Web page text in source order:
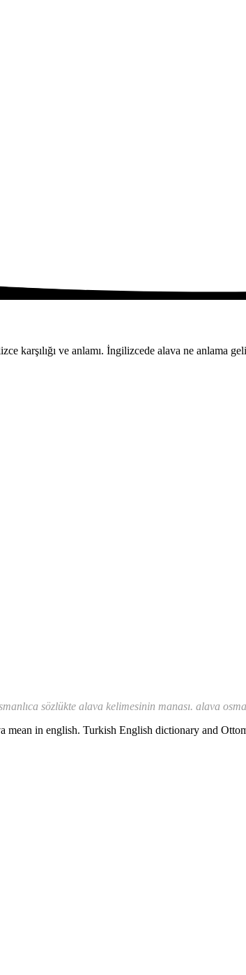
karşılığı ve anlamı. İngilizcede alava ne anlama
sözlükte alava kelimesinin manası. alava
mean in english. Turkish English dictionary and